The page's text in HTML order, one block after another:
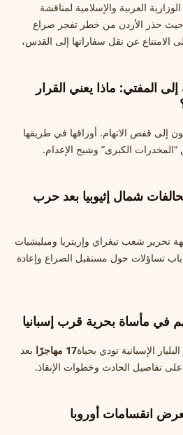
العربية والإسلامية لمناقشة
حيث حذر الأردن من خطر تفجر صراع
عن نقل سفاراتها إلى القدس،
المفتي: ماذا يعني القرار
إلى قفص الاتهام. أوراقها في طريقها
الكبرى” وشبح الإعدام.
شمال إثيوبيا بعد حرب
تحرير شعب تيغراي وإريتريا وميليشيات
باب تساؤلات حول مستقبل الصراع وإعادة
الإسبانية تودي بحياة17 مهاجرًا
بعد
تفاصيل الحادث وخطوات الإنقاذ.
انقسامات أوروبا